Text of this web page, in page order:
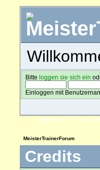
Bitteloggen sie sich ein
Einloggen mit
ÜBERSICHT HILFE
MeisterTrainerForum
Credits